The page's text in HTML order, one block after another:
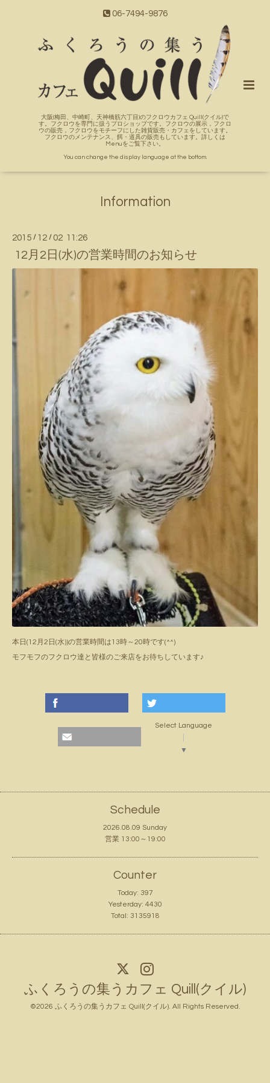
06-7494-9876
大阪(梅田、中崎町、天神橋筋六丁目)のフクロウカフェ Quill(クイル)で
す。フクロウを専門に扱うプロショップです。フクロウの展示，フクロ
ウの販売，フクロウをモチーフにした雑貨販売・カフェをしています。
フクロウのメンテナンス、餌・道具の販売もしています。詳しくは
Menuをご覧下さい。
You can change the display language at the bottom.
Information
2015 / 12 / 02 11:26
12月2日(水)の営業時間のお知らせ
本日(12月2日(水))の営業時間は13時～20時です(^^)
モフモフのフクロウ達と皆様のご来店をお待ちしています♪
Select Language
▼
Schedule
2026.08.09 Sunday
営業 13:00～19:00
Counter
Today: 397
Yesterday: 4430
Total: 3135918
ふくろうの集うカフェ Quill(クイル)
©2026 ふくろうの集うカフェ Quill(クイル). All Rights Reserved.